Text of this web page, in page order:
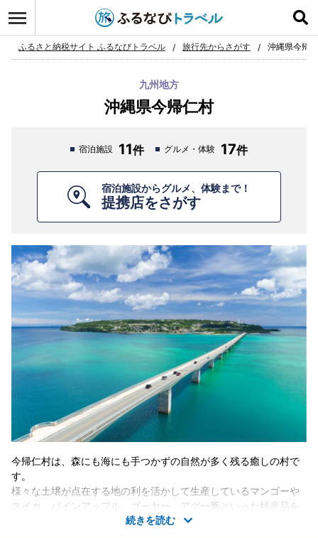
お気に入り
ふるさと納税サイト ふるなびトラベル 旅行先からさがす 沖縄県今帰
九州地方
沖縄県今帰仁村
宿泊施設 11 グルメ・体験 17
宿泊施設からグルメ、体験まで！
提携店をさがす
今帰仁村は、森にも海にも手つかずの自然が多く残る癒しの村で
す。
様々な土壌が点在する地の利を活かして生産しているマンゴーや
スイカ、パインアップル、ゴーヤー、アグー豚といった特産品を
多くの方にお楽しみいただいています。旅先の宿として、県内有
続きを読む